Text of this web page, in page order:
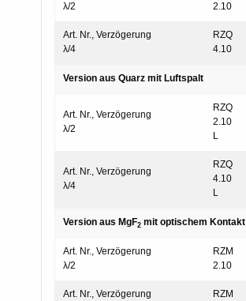
λ/2
2.10
Art. Nr., Verzögerung
λ/4
RZQ
4.10
Version aus Quarz mit Luftspalt
Art. Nr., Verzögerung
λ/2
RZQ
2.10
L
Art. Nr., Verzögerung
λ/4
RZQ
4.10
L
Version aus MgF2mit optischem Kontakt
Art. Nr., Verzögerung
λ/2
RZM
2.10
Art. Nr., Verzögerung
RZM